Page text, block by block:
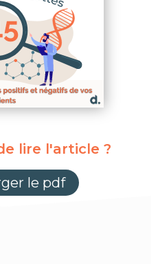
lire l'article ?
le pdf